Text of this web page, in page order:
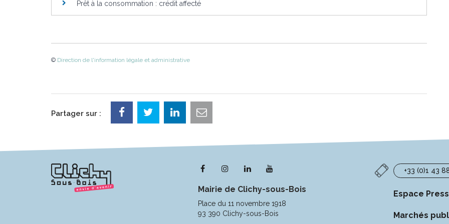
Prêt à la consommation : crédit affecté
© Direction de l'information légale et administrative
Partager sur :
Lien
le
compte
Facebook
Lien
le
compte
Instagram
Lien
le
compte
Linkedin
la
chaîne
Youtube
Mairie de Clichy-sous-Bois
Place du 11 novembre 1918
93 390 Clichy-sous-Bois
+33 (0)1 43
Espace
Marchés